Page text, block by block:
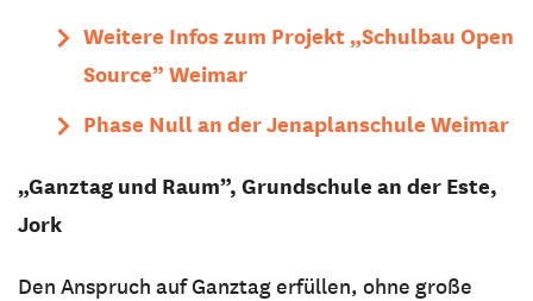
Weitere Infos zum Projekt„Schulbau Open
Source” Weimar
Phase Null an der Jenaplanschule Weimar
„Ganztag und Raum”, Grundschule an der Este,
Jork
Den Anspruch auf Ganztag erfüllen, ohne große